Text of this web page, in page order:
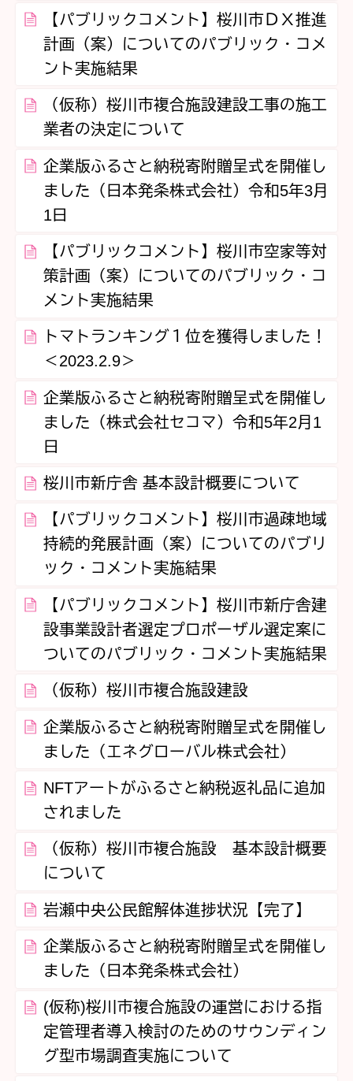
【パブリックコメント】桜川市ＤＸ推進
計画（案）についてのパブリック・コメ
ント実施結果
（仮称）桜川市複合施設建設工事の施工
業者の決定について
企業版ふるさと納税寄附贈呈式を開催し
ました（日本発条株式会社）令和5年3月
1日
【パブリックコメント】桜川市空家等対
策計画（案）についてのパブリック・コ
メント実施結果
トマトランキング１位を獲得しました！
＜2023.2.9＞
企業版ふるさと納税寄附贈呈式を開催し
ました（株式会社セコマ）令和5年2月1
日
桜川市新庁舎 基本設計概要について
【パブリックコメント】桜川市過疎地域
持続的発展計画（案）についてのパブリ
ック・コメント実施結果
【パブリックコメント】桜川市新庁舎建
設事業設計者選定プロポーザル選定案に
ついてのパブリック・コメント実施結果
（仮称）桜川市複合施設建設
企業版ふるさと納税寄附贈呈式を開催し
ました（エネグローバル株式会社）
NFTアートがふるさと納税返礼品に追加
されました
（仮称）桜川市複合施設 基本設計概要
について
岩瀬中央公民館解体進捗状況【完了】
企業版ふるさと納税寄附贈呈式を開催し
ました（日本発条株式会社）
(仮称)桜川市複合施設の運営における指
定管理者導入検討のためのサウンディン
グ型市場調査実施について